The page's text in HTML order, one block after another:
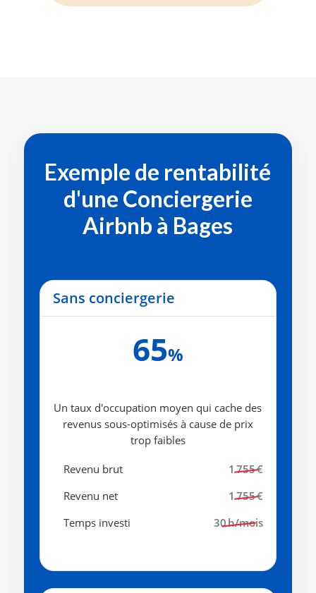
Exemple de rentabilité
d'une Conciergerie
Airbnb à Bages
Sans conciergerie
65%
Un taux d'occupation moyen qui cache des
revenus sous-optimisés à cause de prix
trop faibles
Revenu brut
1 755 €
Revenu net
1 755 €
Temps investi
30 h/mois